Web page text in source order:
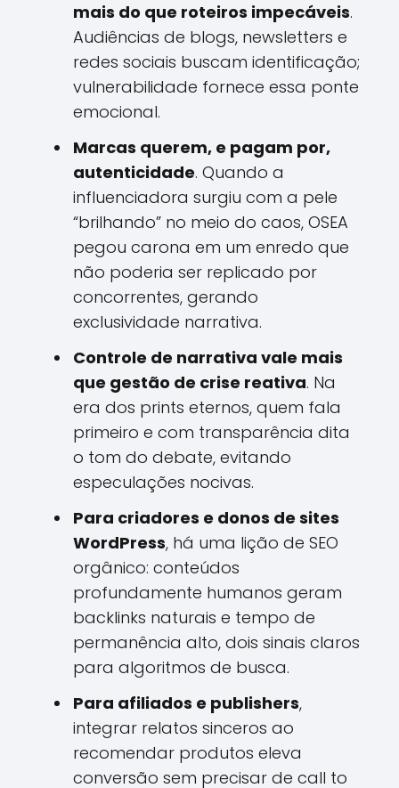
mais do que roteiros impecáveis.
Audiências de blogs, newsletters e
redes sociais buscam identificação;
vulnerabilidade fornece essa ponte
emocional.
Marcas querem, e pagam por,
autenticidade. Quando a
influenciadora surgiu com a pele
“brilhando” no meio do caos, OSEA
pegou carona em um enredo que
não poderia ser replicado por
concorrentes, gerando
exclusividade narrativa.
Controle de narrativa vale mais
que gestão de crise reativa. Na
era dos prints eternos, quem fala
primeiro e com transparência dita
o tom do debate, evitando
especulações nocivas.
Para criadores e donos de sites
WordPress, há uma lição de SEO
orgânico: conteúdos
profundamente humanos geram
backlinks naturais e tempo de
permanência alto, dois sinais claros
para algoritmos de busca.
Para afiliados e publishers,
integrar relatos sinceros ao
recomendar produtos eleva
conversão sem precisar de call to